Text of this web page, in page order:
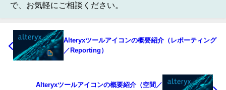
で、お気軽にご相談ください。
Alteryxツールアイコンの概要紹介（レポーティング
／Reporting）
Alteryxツールアイコンの概要紹介（空間／